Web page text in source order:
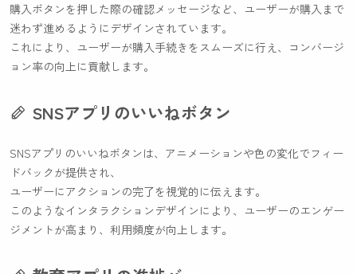
購入ボタンを押した際の確認メッセージなど、ユーザーが購入まで
迷わず進めるようにデザインされています。
これにより、ユーザーが購入手続きをスムーズに行え、コンバージ
ョン率の向上に貢献します。
SNSアプリのいいねボタン
SNSアプリのいいねボタンは、アニメーションや色の変化でフィー
ドバックが提供され、
ユーザーにアクションの完了を視覚的に伝えます。
このようなインタラクションデザインにより、ユーザーのエンゲー
ジメントが高まり、利用頻度が向上します。